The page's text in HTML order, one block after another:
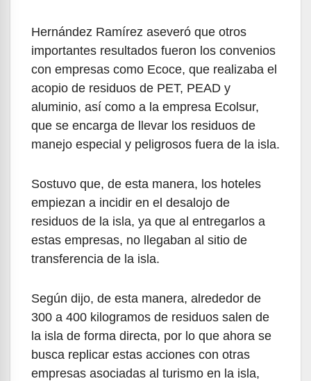
Hernández Ramírez aseveró que otros
importantes resultados fueron los convenios
con empresas como Ecoce, que realizaba el
acopio de residuos de PET, PEAD y
aluminio, así como a la empresa Ecolsur,
que se encarga de llevar los residuos de
manejo especial y peligrosos fuera de la isla.
Sostuvo que, de esta manera, los hoteles
empiezan a incidir en el desalojo de
residuos de la isla, ya que al entregarlos a
estas empresas, no llegaban al sitio de
transferencia de la isla.
Según dijo, de esta manera, alrededor de
300 a 400 kilogramos de residuos salen de
la isla de forma directa, por lo que ahora se
busca replicar estas acciones con otras
empresas asociadas al turismo en la isla,